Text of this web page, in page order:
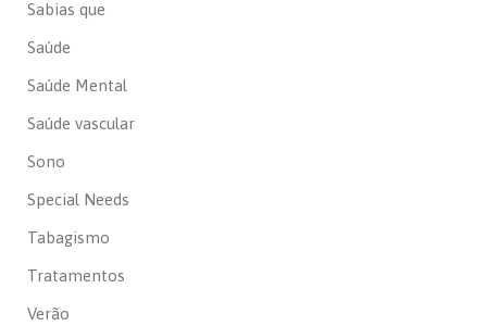
Sabias que
Saúde
Saúde Mental
Saúde vascular
Sono
Special Needs
Tabagismo
Tratamentos
Verão